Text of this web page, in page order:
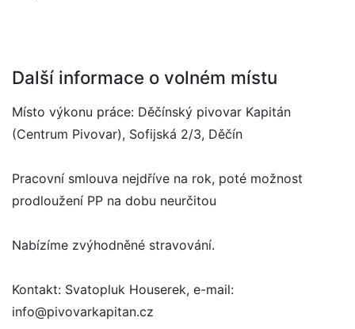
Další informace o volném místu
Místo výkonu práce: Děčínský pivovar Kapitán
(Centrum Pivovar), Sofijská 2/3, Děčín
Pracovní smlouva nejdříve na rok, poté možnost
prodloužení PP na dobu neurčitou
Nabízíme zvýhodněné stravování.
Kontakt: Svatopluk Houserek, e-mail:
info@pivovarkapitan.cz